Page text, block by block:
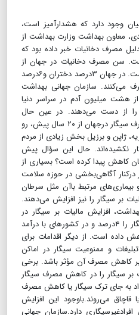
وجود دارد که هشدارآمیز است،
معاون بهداشت وزارت بهداشت از
به‌دلیل مصرف دخانیات خبر داده بود که
سن مصرف دخانیات در جهان از
جمله ایران به ۱۳ سالگی رسیده است. در جهان ۳‌درصد دختران و۶‌درصد
سیگار مصرف می‌کنند. سازمان جهانی بهداشت
هشت میلیون آدم در سراسر دنیا
از دست می‌دهند. در عین حال
داده‌های جهانی نشان می‌دهد مصرف سیگار درجهان از ۲۰ سال پیش، رو
ژاپن و برزیل بخش زیادی از مردم
۲۰۲۳ هرگز سیگار نکشیده‌اند. حال این سؤال پیش
کاهش پیدا کرده است؟ بسیاری از
آگاهی‌بخشی در حوزه سلامت
مرتبط باآن مثل سرطان
بر سیگار را نیز افزایش می‌دهند.
افزایش مالیات بر سیگار در
کشورهای با درآمد بالا، مصرف سیگار را ۴‌درصد و در کشورهای با درآمد
حدود ۵‌درصد کاهش داده است. از دیگر اقدامات برای
و ممنوعیت سیگار در اماکن
کاهش مصرف آن مؤثر باشد. برخی
بر سیگار را در کاهش مصرف سیگار
به جای ترک سیگار یا کاهش مصرف
می‌روند.باوجود این افزایش
افرادغیرسیگاری دارد.سازمان جهانی